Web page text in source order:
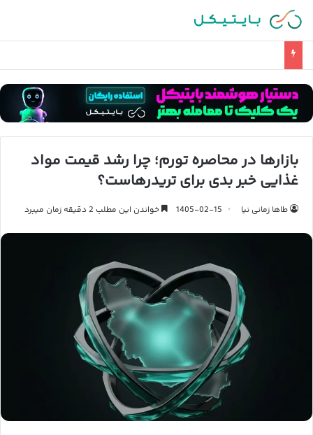
بازارها در محاصره تورم؛ چرا رشد قیمت مواد
غذایی خبر بدی برای تریدرهاست؟
طاها زمانی نیا 1405-02-15 خواندن این مطلب 2 دقیقه زمان میبرد